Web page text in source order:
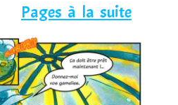
Pages à la suite